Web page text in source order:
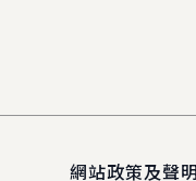
網站政策及聲明